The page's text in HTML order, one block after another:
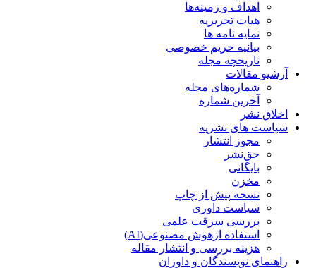
اهداف و زمینه‌ها
هیات تحریریه
نمایه نامه ها
بیانیه حریم خصوصی
تاریخچه مجله
آرشیو مقالات
شماره‌های مجله
آخرین شماره
اخلاق نشر
سیاست های نشریه
مجوز انتشار
حق‌نشر
بایگانی
مخزن
نسخه پیش از چاپ
سیاست داوری
بررسی سرقت علمی
استفاده ازهوش مصنوعی(AI)
هزینه بررسی و انتشار مقاله
راهنمای نویسندگان و داوران